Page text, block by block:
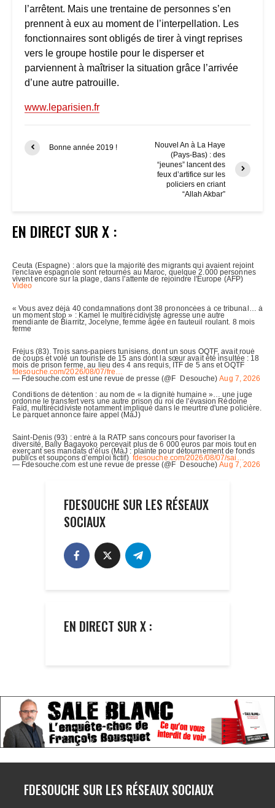
l’arrêtent. Mais une trentaine de personnes s’en
prennent à eux au moment de l’interpellation. Les
fonctionnaires sont obligés de tirer à vingt reprises
vers le groupe hostile pour le disperser et
parviennent à maîtriser la situation grâce l’arrivée
d’une autre patrouille.
www.leparisien.fr
Bonne année 2019 !
Nouvel An à La Haye
(Pays-Bas) : des
“jeunes” lancent des
feux d’artifice sur les
policiers en criant
“Allah Akbar”
EN DIRECT SUR X :
FDESOUCHE SUR LES RÉSEAUX
SOCIAUX
EN DIRECT SUR X :
FDESOUCHE SUR LES RÉSEAUX SOCIAUX